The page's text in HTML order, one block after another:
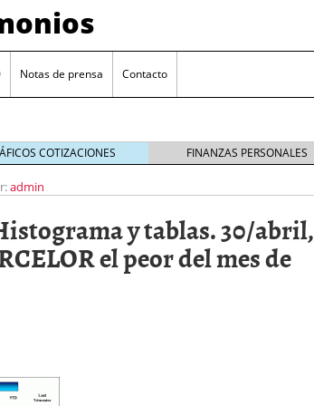
Notas de prensa Contacto
de los valores de IBEX35 a m?ximos
alejamiento global de m?ximos anuales
COTIZACIONES FINANZAS PERSONALES
admin
y tablas. 30/abril,
el peor del mes de